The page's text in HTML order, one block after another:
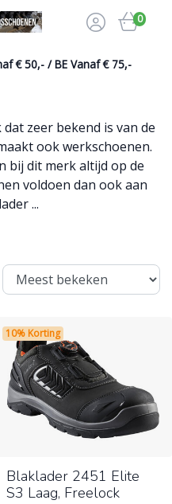
0
of achteraf
zeer bekend is van de
ook werkschoenen.
bij dit merk altijd op de
voldoen dan ook aan
...
10% Korting
Blaklader 2451 Elite
S3 Laag, Freelock